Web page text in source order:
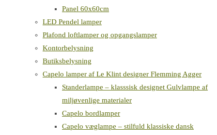
Panel 60x60cm
LED Pendel lamper
Plafond loftlamper og opgangslamper
Kontorbelysning
Butiksbelysning
Capelo lamper af Le Klint designer Flemming Agger
Standerlampe – klasssisk designet Gulvlampe af
miljøvenlige materialer
Capelo bordlamper
Capelo væglampe – stilfuld klassiske dansk